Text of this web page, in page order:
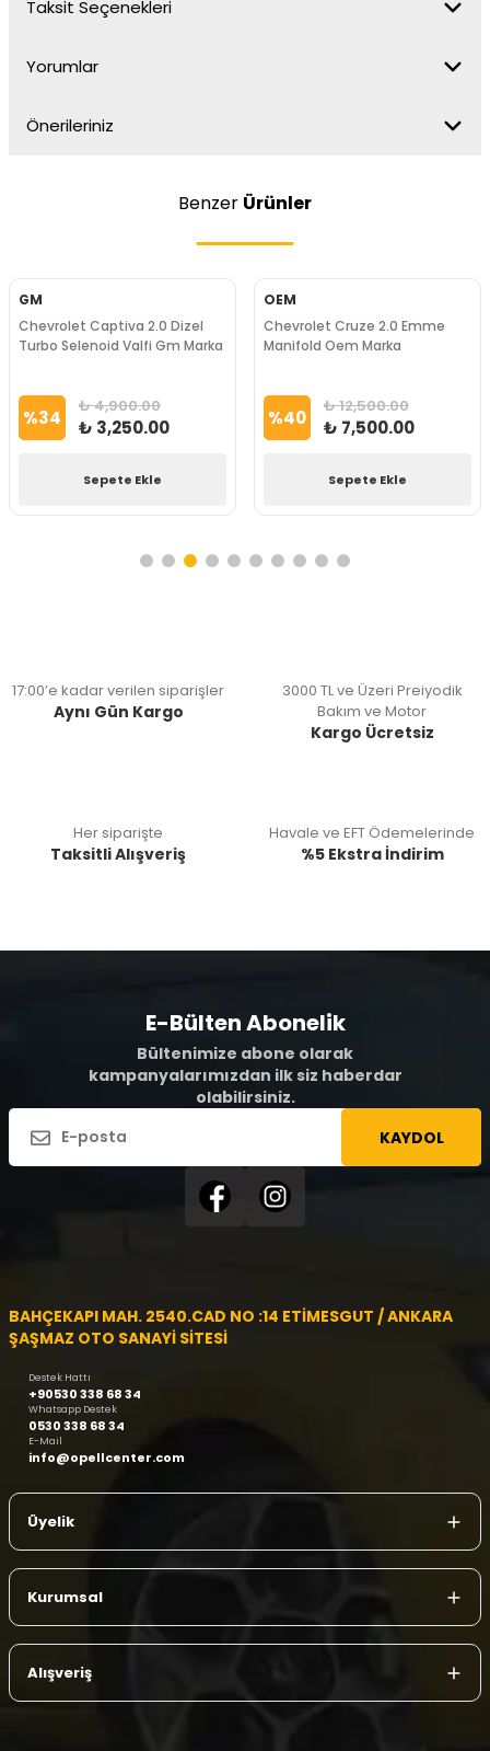
Taksit Seçenekleri
Yorumlar
Önerileriniz
Benzer Ürünler
GM
Chevrolet Captiva 2.0 Dizel
Turbo Selenoid Valfi Gm Marka
%34 ₺ 4,900.00
₺ 3,250.00
Sepete Ekle
OEM
Chevrolet Cruze 2.0 Emme
Manifold Oem Marka
%40 ₺ 12,500.00
₺ 7,500.00
Sepete Ekle
17:00’e kadar verilen siparişler
Aynı Gün Kargo
3000 TL ve Üzeri Preiyodik
Bakım ve Motor
Kargo Ücretsiz
Her siparişte
Taksitli Alışveriş
Havale ve EFT Ödemelerinde
%5 Ekstra İndirim
E-Bülten Abonelik
Bültenimize abone olarak
kampanyalarımızdan ilk siz haberdar
olabilirsiniz.
KAYDOL
BAHÇEKAPI MAH. 2540.CAD NO :14 ETİMESGUT / ANKARA
ŞAŞMAZ OTO SANAYİ SİTESİ
Destek Hattı
+90530 338 68 34
Whatsapp Destek
0530 338 68 34
E-Mail
info@opellcenter.com
Üyelik
Kurumsal
Alışveriş